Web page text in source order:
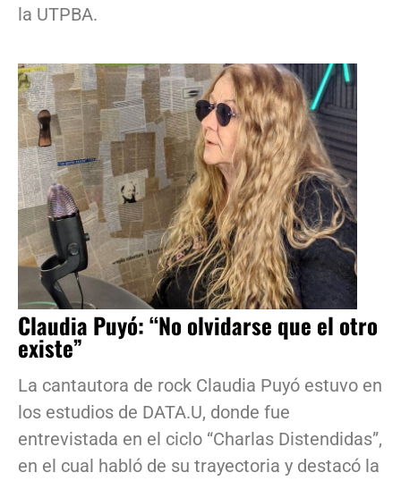
la UTPBA.
Claudia Puyó: “No olvidarse que el otro
existe”
La cantautora de rock Claudia Puyó estuvo en
los estudios de DATA.U, donde fue
entrevistada en el ciclo “Charlas Distendidas”,
en el cual habló de su trayectoria y destacó la